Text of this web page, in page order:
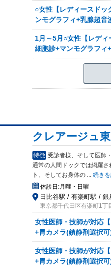
○女性【レディースドッ
ンモグラフィ+乳腺超音
1月～5月○女性【レデ
細胞診+マンモグラフィ
クレアージュ
特徴 受診者様、そして医師
通常の人間ドックでは網羅さ
ト、そしてお身体の ... 続き
休診日:月曜・日曜
日比谷駅 / 有楽町駅 / 銀
東京都千代田区有楽町1丁
女性医師・技師が対応
+胃カメラ(鎮静剤選択
女性医師・技師が対応
+胃カメラ(鎮静剤選択